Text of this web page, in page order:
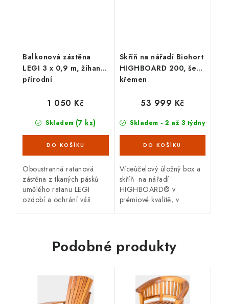
Balkonová zástěna
LEGI 3 x 0,9 m, žíhaná
přírodní
Skladem (7 ks)
1 050 Kč
Oboustranná ratanová
zástěna z tkaných pásků
umělého ratanu LEGI
ozdobí a ochrání váš
oboustrannou UV...
Skříň na nářadí Biohort
HIGHBOARD 200, šedý
křemen
Skladem - 2 až 3 týdny
53 999 Kč
Víceúčelový úložný box a
skříň na nářadí
HIGHBOARD® v
prémiové kvalitě, v
rozměry š 200 x d 84
cm....
Podobné produkty